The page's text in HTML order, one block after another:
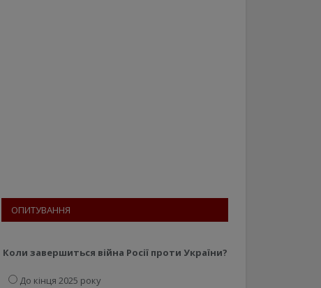
ОПИТУВАННЯ
Коли завершиться війна Росії проти України?
До кінця 2025 року